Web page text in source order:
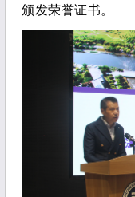
颁发荣誉证书。